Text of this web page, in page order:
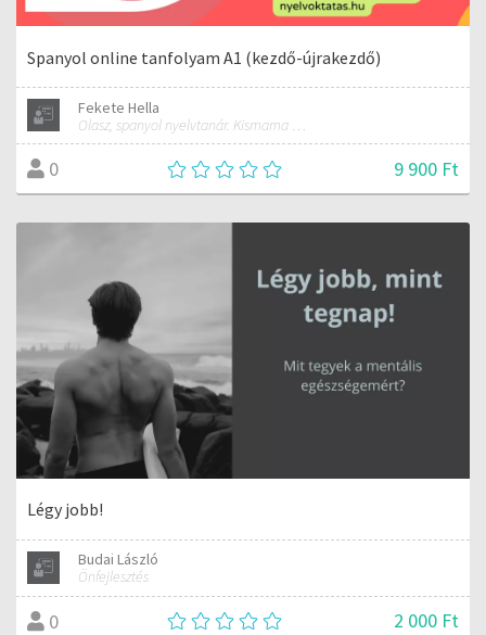
Spanyol online tanfolyam A1 (kezdő-újrakezdő)
Fekete Hella
Olasz, spanyol nyelvtanár. Kismama és női jóga oktató.
0 9 900 Ft
Légy jobb!
Budai László
Önfejlesztés
0 2 000 Ft